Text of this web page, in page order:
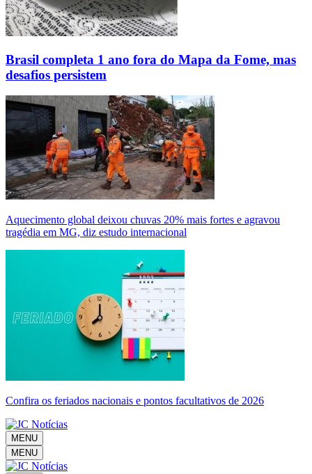
Brasil completa 1 ano fora do Mapa da Fome, mas
desafios persistem
Aquecimento global deixou chuvas 20% mais fortes e agravou
tragédia em MG, diz estudo internacional
Confira os feriados nacionais e pontos facultativos de 2026
MENU
MENU